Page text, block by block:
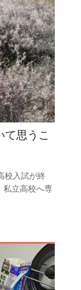
思うこ
校入試が終
立高校へ専